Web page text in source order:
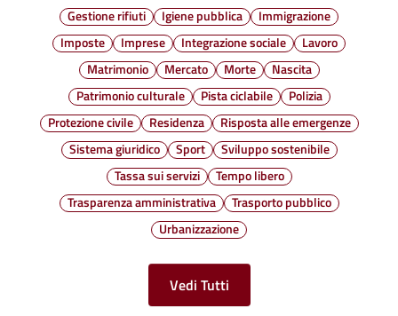
Gestione rifiuti
Igiene pubblica
Immigrazione
Imposte
Imprese Integrazione sociale
Lavoro
Matrimonio
Mercato Morte
Nascita
Patrimonio culturale
Pista ciclabile
Polizia
Protezione civile
Residenza
Risposta alle emergenze
Sistema giuridico
Sport
Sviluppo sostenibile
Tassa sui servizi
Tempo libero
Trasparenza amministrativa
Trasporto pubblico
Urbanizzazione
Vedi Tutti